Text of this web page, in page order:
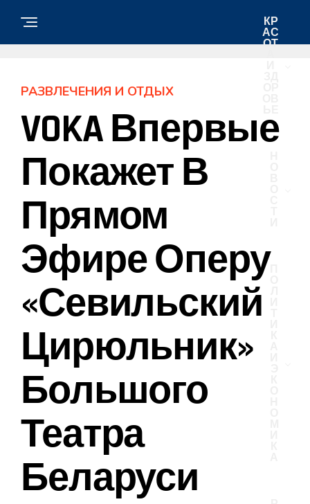
КР
АС
ОТ
РАЗВЛЕЧЕНИЯ И ОТДЫХ
VOKA Впервые
Покажет В
Прямом
Эфире Оперу
«Севильский
Цирюльник»
Большого
Театра
Беларуси